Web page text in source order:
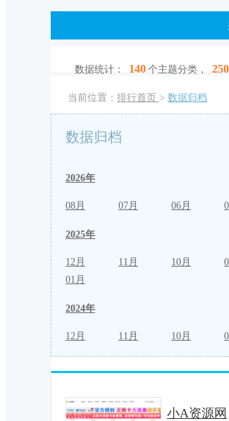
数据统计： 140 个主题分类，
当前位置： 排行首页 > 数据归档
数据归档
2026年
08月 07月 06月
2025年
12月 11月 10月
01月
2024年
12月 11月 10月
小A资源网